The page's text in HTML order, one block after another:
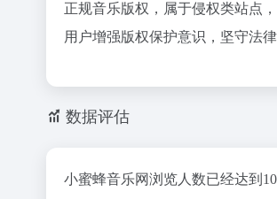
正规音乐版权，属于侵权类站点
用户增强版权保护意识，坚守法
数据评估
小蜜蜂音乐网浏览人数已经达到